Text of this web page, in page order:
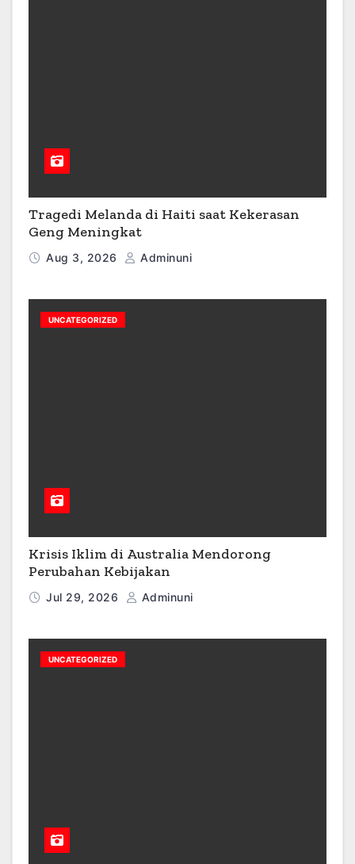
Tragedi Melanda di Haiti saat Kekerasan
Geng Meningkat
Aug 3, 2026 Adminuni
UNCATEGORIZED
Krisis Iklim di Australia Mendorong
Perubahan Kebijakan
Jul 29, 2026 Adminuni
UNCATEGORIZED